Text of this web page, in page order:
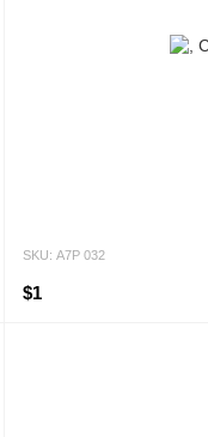
SKU: А7Р 032
$1